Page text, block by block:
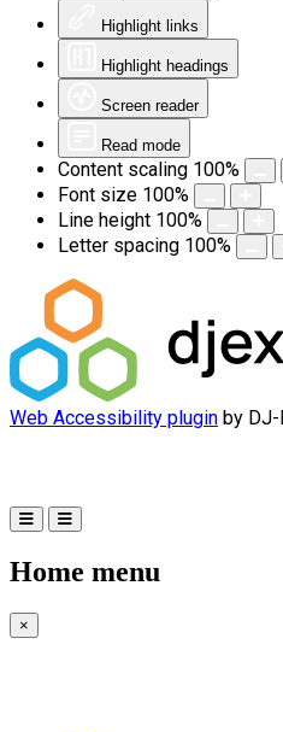
Highlight links
Highlight headings
Screen reader
Read mode
Content scaling 100%
Font size 100%
Line height 100%
Letter spacing 100%
Web Accessibility plugin by DJ-
Home menu
×